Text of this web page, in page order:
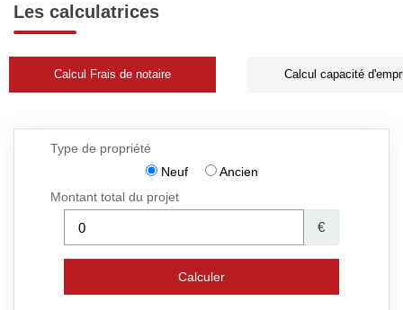
Les calculatrices
Calcul Frais de notaire Calcul capacité